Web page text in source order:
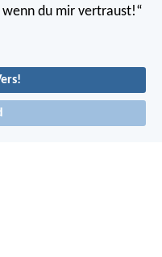
du mir vertraust!“